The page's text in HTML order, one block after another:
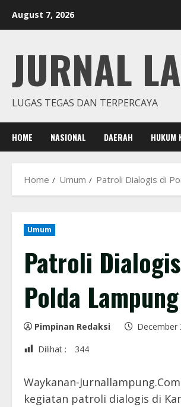
August 7, 2026
JURNAL
LUGAS TEGAS DAN TERPERCAYA
HOME NASIONAL DAERAH HUKUM
Home Umum Patroli Dialogis di
Umum
Patroli
Polda
Pimpinan Redaksi
December
Dilihat :
344
Waykanan-
kegiatan patroli dialogis di